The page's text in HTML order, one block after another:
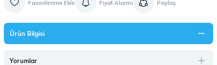
Fiyat Alarmı Paylaş
Ürün Bilgisi
Yorumlar